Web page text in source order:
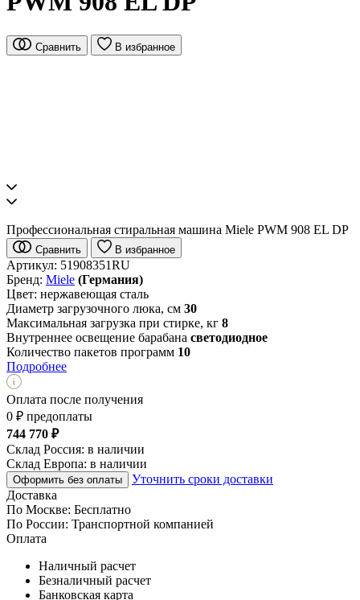
Сравнить В избранное
Профессиональная стиральная машина Miele PWM 908 EL DP
Сравнить В избранное
Артикул: 51908351RU
Бренд: Miele (Германия)
Цвет: нержавеющая сталь
Диаметр загрузочного люка, см 30
Максимальная загрузка при стирке, кг 8
Внутреннее освещение барабана светодиодное
Количество пакетов программ 10
Подробнее
Оплата после получения
0 ₽ предоплаты
744 770 ₽
Склад Россия: в наличии
Склад Европа: в наличии
Оформить без оплаты
Уточнить сроки доставки
Доставка
По Москве: Бесплатно
По России: Транспортной компанией
Оплата
Наличный расчет
Безналичный расчет
Банковская карта